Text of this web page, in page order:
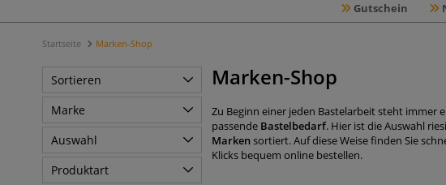
Gutschein
Startseite Marken-Shop
Sortieren
Marke
Auswahl
Produktart
Marken-Shop
Zu Beginn einer jeden Bastelarbeit steht immer
passende Bastelbedarf. Hier ist die Auswahl
Markensortiert. Auf diese Weise finden Sie
Klicks bequem online bestellen.